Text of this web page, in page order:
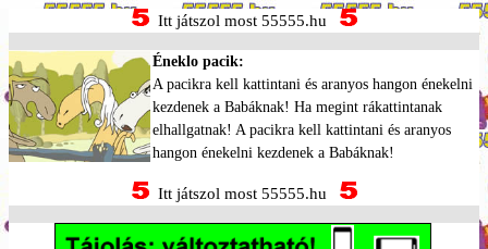
Itt játszol most 55555.hu
Éneklo pacik:
A pacikra kell kattintani és aranyos hangon énekelni
kezdenek a Babáknak! Ha megint rákattintanak
elhallgatnak! A pacikra kell kattintani és aranyos
hangon énekelni kezdenek a Babáknak!
Itt játszol most 55555.hu